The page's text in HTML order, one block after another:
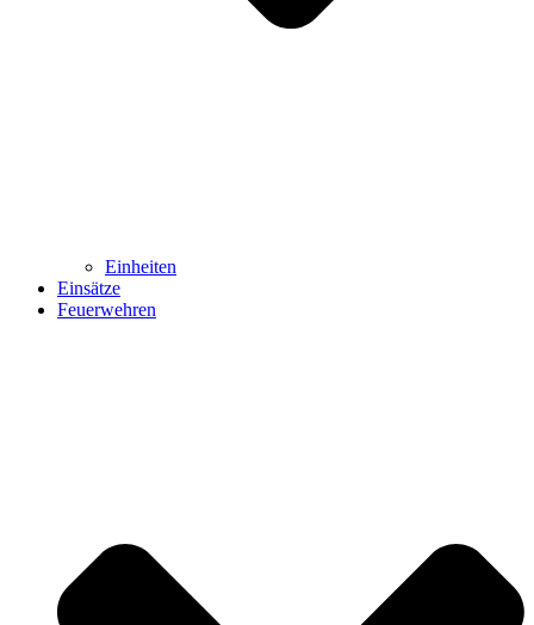
Einheiten
Einsätze
Feuerwehren